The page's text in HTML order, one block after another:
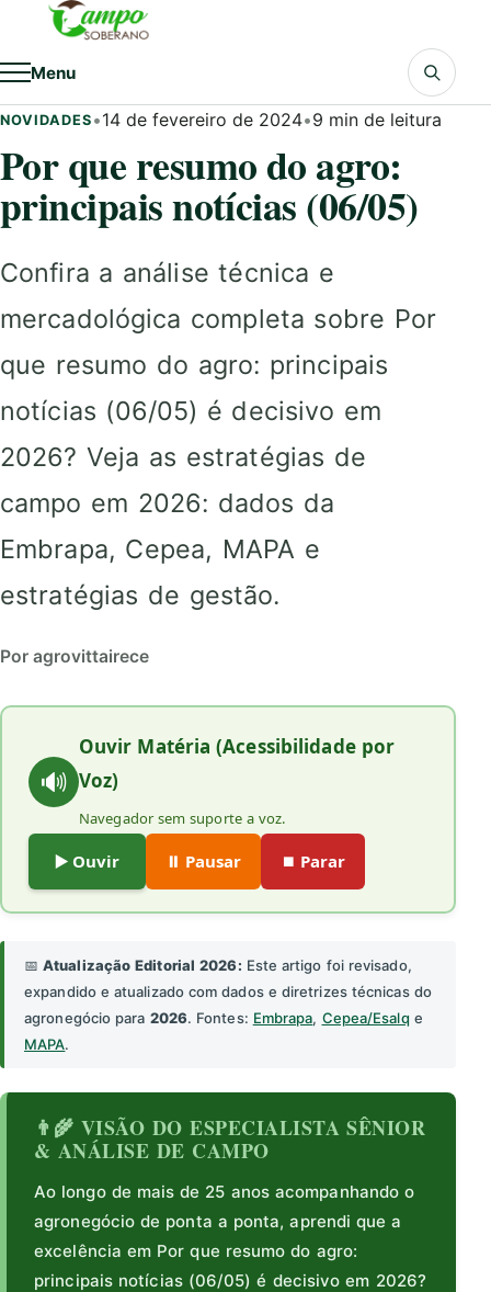
Pular para o conteúdo
Menu
NOVIDADES •14 de fevereiro de 2024•9 min de leitura
Por que resumo do agro:
principais notícias (06/05)
Confira a análise técnica e
mercadológica completa sobre Por
que resumo do agro: principais
notícias (06/05) é decisivo em
2026? Veja as estratégias de
campo em 2026: dados da
Embrapa, Cepea, MAPA e
estratégias de gestão.
Por agrovittairece
🔊
Ouvir Matéria (Acessibilidade por
Voz)
Navegador sem suporte a voz.
▶️ Ouvir ⏸️ Pausar ⏹️ Parar
📅Atualização Editorial 2026: Este artigo foi revisado,
expandido e atualizado com dados e diretrizes técnicas do
agronegócio para 2026. Fontes: Embrapa, Cepea/Esalq e
MAPA.
👨‍🌾 VISÃO DO ESPECIALISTA SÊNIOR
& ANÁLISE DE CAMPO
Ao longo de mais de 25 anos acompanhando o
agronegócio de ponta a ponta, aprendi que a
excelência em Por que resumo do agro:
principais notícias (06/05) é decisivo em 2026?